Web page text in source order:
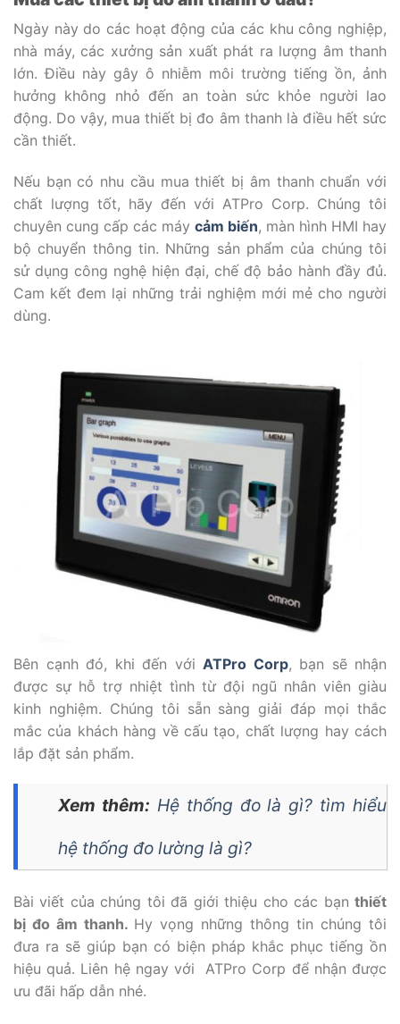
Ngày này do các hoạt động của các khu công nghiệp,
nhà máy, các xưởng sản xuất phát ra lượng âm thanh
lớn. Điều này gây ô nhiễm môi trường tiếng ồn, ảnh
hưởng không nhỏ đến an toàn sức khỏe người lao
động. Do vậy, mua thiết bị đo âm thanh là điều hết sức
cần thiết.
Nếu bạn có nhu cầu mua thiết bị âm thanh chuẩn với
chất lượng tốt, hãy đến với ATPro Corp. Chúng tôi
chuyên cung cấp các máy cảm biến, màn hình HMI hay
bộ chuyển thông tin. Những sản phẩm của chúng tôi
sử dụng công nghệ hiện đại, chế độ bảo hành đầy đủ.
Cam kết đem lại những trải nghiệm mới mẻ cho người
dùng.
Bên cạnh đó, khi đến với ATPro Corp, bạn sẽ nhận
được sự hỗ trợ nhiệt tình từ đội ngũ nhân viên giàu
kinh nghiệm. Chúng tôi sẵn sàng giải đáp mọi thắc
mắc của khách hàng về cấu tạo, chất lượng hay cách
lắp đặt sản phẩm.
Xem thêm: Hệ thống đo là gì? tìm hiểu
hệ thống đo lường là gì?
Bài viết của chúng tôi đã giới thiệu cho các bạn thiết
bị đo âm thanh. Hy vọng những thông tin chúng tôi
đưa ra sẽ giúp bạn có biện pháp khắc phục tiếng ồn
hiệu quả. Liên hệ ngay với ATPro Corp để nhận được
ưu đãi hấp dẫn nhé.